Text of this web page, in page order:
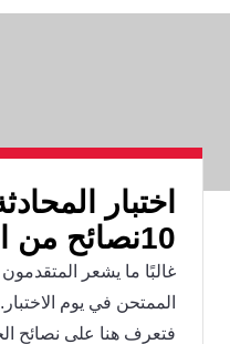
اختبار
10نصائح من الخبراء
غالبًا ما يشعر المتقدمون
الممتحن في يوم
فتعرف هنا على نصائح